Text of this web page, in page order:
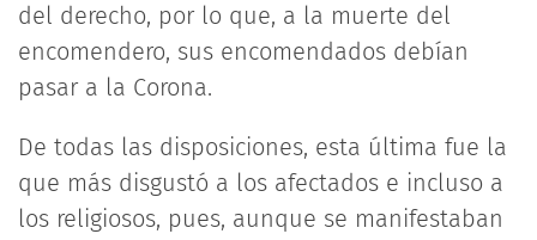
del derecho, por lo que, a la muerte del
encomendero, sus encomendados debían
pasar a la Corona.
De todas las disposiciones, esta última fue la
que más disgustó a los afectados e incluso a
los religiosos, pues, aunque se manifestaban